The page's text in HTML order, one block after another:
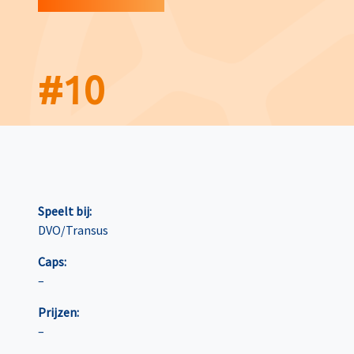
#10
Speelt bij:
DVO/Transus
Caps:
–
Prijzen:
–